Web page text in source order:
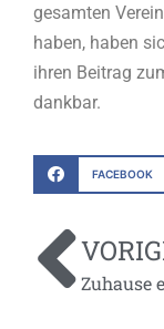
gesamten
haben, haben
ihren Beitrag
dankbar.
FACEBOOK